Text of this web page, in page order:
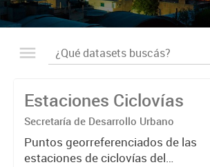
Estaciones Ciclovías
Secretaría de Desarrollo Urbano
Puntos georreferenciados de las
estaciones de ciclovías del